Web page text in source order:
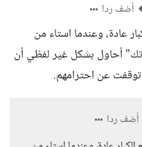
أضف ردا
عادة، وعندما استاء من
أحاول بشكل غير لفظي أن
عن احترامهم.
أضف ردا